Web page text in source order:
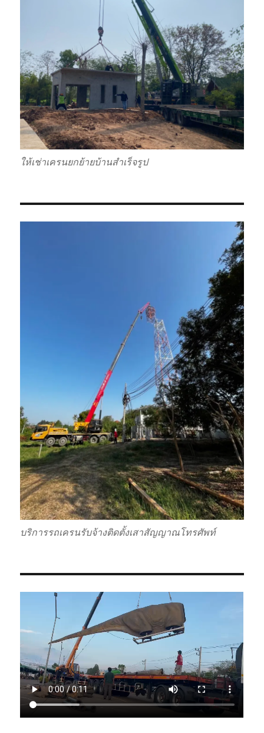
ให้เช่าเครนยกย้ายบ้านสำเร็จรูป
บริการรถเครนรับจ้างติดตั้งเสาสัญญาณโทรศัพท์